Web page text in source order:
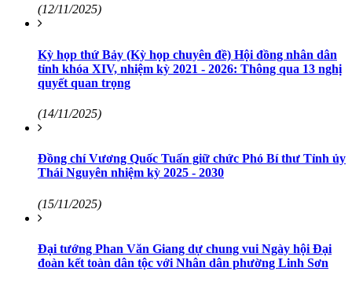
(12/11/2025)
Kỳ họp thứ Bảy (Kỳ họp chuyên đề) Hội đồng nhân dân
tỉnh khóa XIV, nhiệm kỳ 2021 - 2026: Thông qua 13 nghị
quyết quan trọng
(14/11/2025)
Đồng chí Vương Quốc Tuấn giữ chức Phó Bí thư Tỉnh ủy
Thái Nguyên nhiệm kỳ 2025 - 2030
(15/11/2025)
Đại tướng Phan Văn Giang dự chung vui Ngày hội Đại
đoàn kết toàn dân tộc với Nhân dân phường Linh Sơn